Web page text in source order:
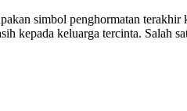
simbol penghormatan
kepada keluarga tercinta.